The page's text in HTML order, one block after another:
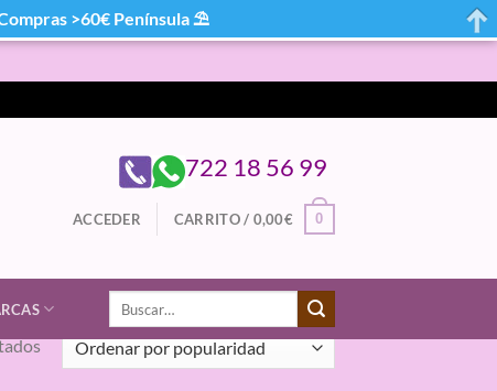
722 18 56 99
ACCEDER CARRITO / 0,00€ 0
Buscar
Ordenado
por
>60€ Península ⛱